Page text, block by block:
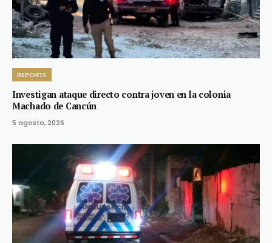
REPORTE
Investigan ataque directo contra joven en la colonia
Machado de Cancún
5 agosto, 2026